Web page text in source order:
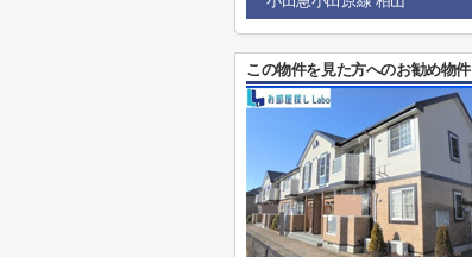
この物件を見た方へのお勧め物件